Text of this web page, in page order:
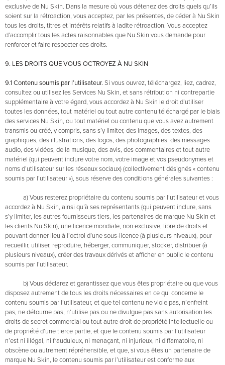
exclusive de Nu Skin. Dans la mesure où vous détenez des droits quels qu’ils
soient sur la rétroaction, vous acceptez, par les présentes, de céder à Nu Skin
tous les droits, titres et intérêts relatifs à ladite rétroaction. Vous acceptez
d’accomplir tous les actes raisonnables que Nu Skin vous demande pour
renforcer et faire respecter ces droits.
9. LES DROITS QUE VOUS OCTROYEZ À NU SKIN
9.1 Contenu soumis par l’utilisateur. Si vous ouvrez, téléchargez, liez, cadrez,
consultez ou utilisez les Services Nu Skin, et sans rétribution ni contrepartie
supplémentaire à votre égard, vous accordez à Nu Skin le droit d’utiliser
toutes les données, tout matériel ou tout autre contenu téléchargé par le biais
des services Nu Skin, ou tout matériel ou contenu que vous avez autrement
transmis ou créé, y compris, sans s’y limiter, des images, des textes, des
graphiques, des illustrations, des logos, des photographies, des messages
audio, des vidéos, de la musique, des avis, des commentaires et tout autre
matériel (qui peuvent inclure votre nom, votre image et vos pseudonymes et
noms d’utilisateur sur les réseaux sociaux) (collectivement désignés « contenu
soumis par l’utilisateur »), sous réserve des conditions générales suivantes :
a) Vous resterez propriétaire du contenu soumis par l’utilisateur et vous
accordez à Nu Skin, ainsi qu’à ses représentants (qui peuvent inclure, sans
s’y limiter, les autres fournisseurs tiers, les partenaires de marque Nu Skin et
les clients Nu Skin), une licence mondiale, non exclusive, libre de droits et
pouvant donner lieu à l’octroi d’une sous-licence (à plusieurs niveaux), pour
recueillir, utiliser, reproduire, héberger, communiquer, stocker, distribuer (à
plusieurs niveaux), créer des travaux dérivés et afficher en public le contenu
soumis par l’utilisateur.
b) Vous déclarez et garantissez que vous êtes propriétaire ou que vous
disposez autrement de tous les droits nécessaires en ce qui concerne le
contenu soumis par l’utilisateur, et que tel contenu ne viole pas, n’enfreint
pas, ne détourne pas, n’utilise pas ou ne divulgue pas sans autorisation les
droits de secret commercial ou tout autre droit de propriété intellectuelle ou
de propriété d’une tierce partie, et que le contenu soumis par l’utilisateur
n’est ni illégal, ni frauduleux, ni menaçant, ni injurieux, ni diffamatoire, ni
obscène ou autrement répréhensible, et que, si vous êtes un partenaire de
marque Nu Skin, le contenu soumis par l’utilisateur est conforme aux